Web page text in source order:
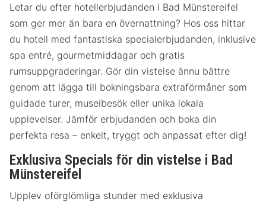
Letar du efter hotellerbjudanden i Bad Münstereifel
som ger mer än bara en övernattning? Hos oss hittar
du hotell med fantastiska specialerbjudanden, inklusive
spa entré, gourmetmiddagar och gratis
rumsuppgraderingar. Gör din vistelse ännu bättre
genom att lägga till bokningsbara extraförmåner som
guidade turer, museibesök eller unika lokala
upplevelser. Jämför erbjudanden och boka din
perfekta resa – enkelt, tryggt och anpassat efter dig!
Exklusiva Specials för din vistelse i Bad
Münstereifel
Upplev oförglömliga stunder med exklusiva